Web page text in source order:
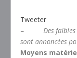
Tweeter
–Des
sont annoncées
Moyens